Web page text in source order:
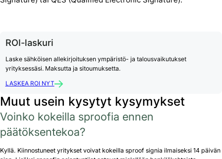
ROI-laskuri
Laske sähköisen allekirjoituksen ympäristö- ja talousvaikutukset
yrityksessäsi. Maksutta ja sitoumuksetta.
LASKEA ROI NYT
Muut usein kysytyt kysymykset
Voinko kokeilla sproofia ennen
päätöksentekoa?
Kyllä. Kiinnostuneet yritykset voivat kokeilla sproof signia ilmaiseksi 14 päivän